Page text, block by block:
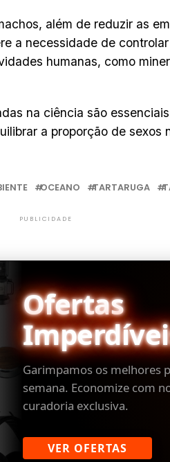
além de reduzir as
a necessidade de
humanas, como
na ciência são
a proporção de sexos
OCEANO TARTARUGA
PUBLICIDADE
Ofertas
Garimpamos os melhores
semana. Economize com
curadoria exclusiva.
VER OFERTAS